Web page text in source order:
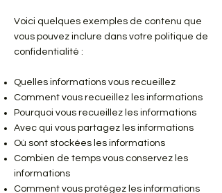
Voici quelques exemples de contenu que
vous pouvez inclure dans votre politique de
confidentialité :
Quelles informations vous recueillez
Comment vous recueillez les informations
Pourquoi vous recueillez les informations
Avec qui vous partagez les informations
Où sont stockées les informations
Combien de temps vous conservez les
informations
Comment vous protégez les informations